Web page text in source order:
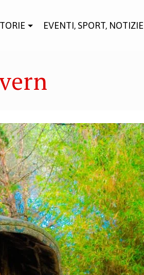
EVENTI, SPORT, NOTIZIE